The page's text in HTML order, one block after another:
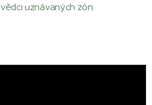
uznávaných zón